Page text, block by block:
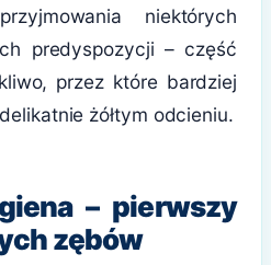
niektórych
predyspozycji – część
przez które bardziej
żółtym odcieniu.
– pierwszy
zębów